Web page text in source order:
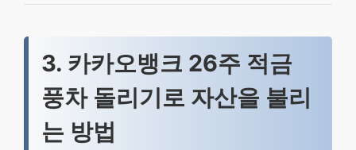
3. 카카오뱅크 26주 적금
풍차 돌리기로 자산을 불리
는 방법